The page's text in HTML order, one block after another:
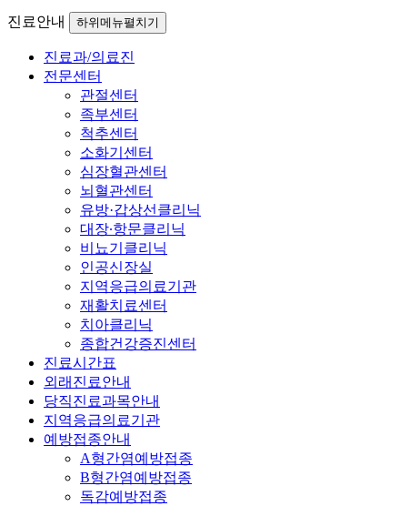
진료안내 하위메뉴펼치기
진료과/의료진
전문센터
관절센터
족부센터
척추센터
소화기센터
심장혈관센터
뇌혈관센터
유방·갑상선클리닉
대장∙항문클리닉
비뇨기클리닉
인공신장실
지역응급의료기관
재활치료센터
치아클리닉
종합건강증진센터
진료시간표
외래진료안내
당직진료과목안내
지역응급의료기관
예방접종안내
A형간염예방접종
B형간염예방접종
독감예방접종